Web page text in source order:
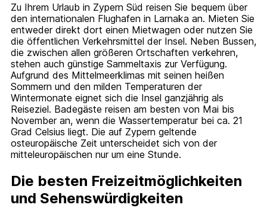
Zu Ihrem Urlaub in Zypern Süd reisen Sie bequem über
den internationalen Flughafen in Larnaka an. Mieten Sie
entweder direkt dort einen Mietwagen oder nutzen Sie
die öffentlichen Verkehrsmittel der Insel. Neben Bussen,
die zwischen allen größeren Ortschaften verkehren,
stehen auch günstige Sammeltaxis zur Verfügung.
Aufgrund des Mittelmeerklimas mit seinen heißen
Sommern und den milden Temperaturen der
Wintermonate eignet sich die Insel ganzjährig als
Reiseziel. Badegäste reisen am besten von Mai bis
November an, wenn die Wassertemperatur bei ca. 21
Grad Celsius liegt. Die auf Zypern geltende
osteuropäische Zeit unterscheidet sich von der
mitteleuropäischen nur um eine Stunde.
Die besten Freizeitmöglichkeiten
und Sehenswürdigkeiten